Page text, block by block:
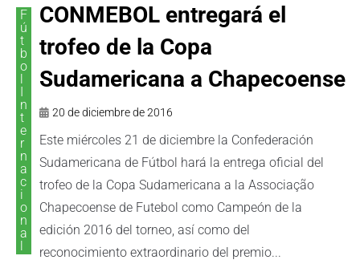
F
ú
t
b
o
l
I
n
t
e
r
n
a
c
i
o
n
a
l
CONMEBOL entregará el
trofeo de la Copa
Sudamericana a Chapecoense
20 de diciembre de 2016
Este miércoles 21 de diciembre la Confederación
Sudamericana de Fútbol hará la entrega oficial del
trofeo de la Copa Sudamericana a la Associação
Chapecoense de Futebol como Campeón de la
edición 2016 del torneo, así como del
reconocimiento extraordinario del premio...